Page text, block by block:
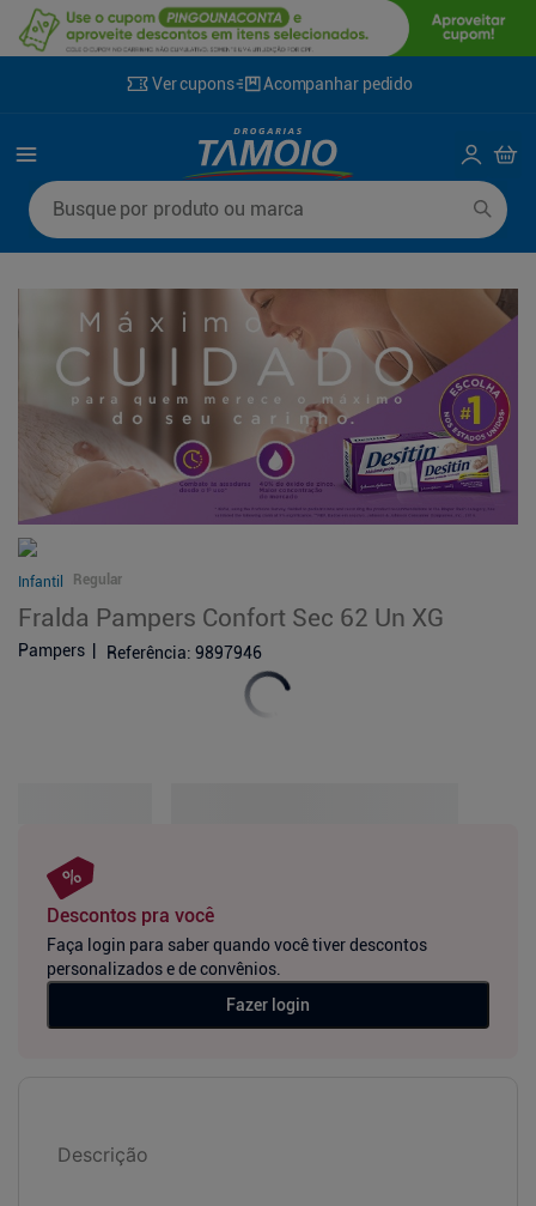
Ver cupons Acompanhar pedido
Busque por produto ou marca
Infantil Regular
Fralda Pampers Confort Sec 62 Un XG
Pampers Referência: 9897946
Descontos pra você
Faça login para saber quando você tiver descontos
personalizados e de convênios.
Fazer login
Descrição
Termos mais buscados
desodorante
4º
sabonete líquido
fralda xg
shampoo
9
fralda xxg
10 º mounjaro